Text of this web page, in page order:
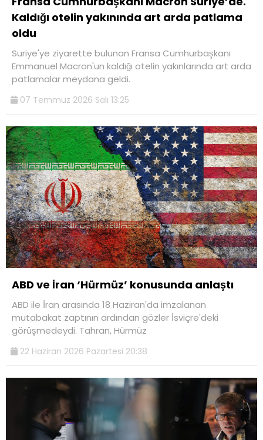
Kaldığı otelin yakınında art arda patlama
oldu
Suriye'ye ziyarette bulunan Fransa Cumhurbaşkanı
Emmanuel Macron'un kaldığı otelin yakınlarında art arda
patlamalar meydana geldi.
07 Temmuz 2026 Salı 13:25
ABD ve İran ‘Hürmüz’ konusunda anlaştı
ABD ile İran arasında 18 Haziran'da imzalanan
mutabakat zaptının ardından gözler İsviçre'deki
görüşmedeydi. Tahran, Hürmüz
22 Haziran 2026 Pazartesi 20:38